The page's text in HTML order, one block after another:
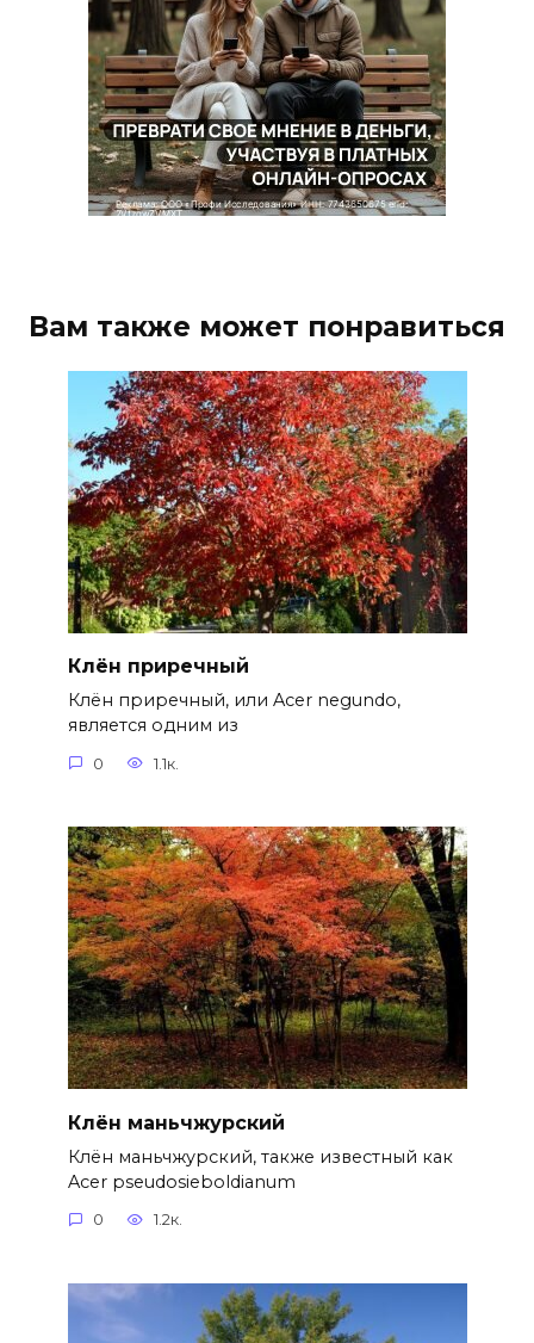
Вам также может понравиться
Клён приречный
Клён приречный, или Acer negundo,
является одним из
0 1.1к.
Клён маньчжурский
Клён маньчжурский, также известный как
Acer pseudosieboldianum
0 1.2к.